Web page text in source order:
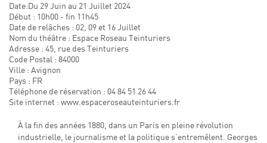
Date:Du 29 Juin au 21 Juillet 2024
Début : 10h00 - fin 11h45
Date de relâches : 02, 09 et 16 Juillet
Nom du théâtre : Espace Roseau Teinturiers
Adresse : 45, rue des Teinturiers
Code Postal : 84000
Ville : Avignon
Pays : FR
Téléphone de réservation : 04 84 51 26 44
Site internet : www.espaceroseauteinturiers.fr
À la fin des années 1880, dans un Paris en pleine révolution
industrielle, le journalisme et la politique s’entremêlent. Georges